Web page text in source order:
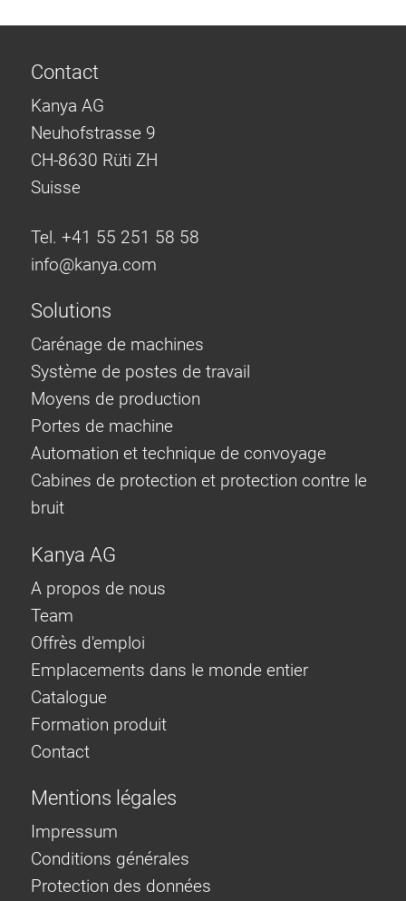
Contact
Kanya AG
Neuhofstrasse 9
CH-8630 Rüti ZH
Suisse
Tel. +41 55 251 58 58
info@kanya.com
Solutions
Carénage de machines
Système de postes de travail
Moyens de production
Portes de machine
Automation et technique de convoyage
Cabines de protection et protection contre le
bruit
Kanya AG
A propos de nous
Team
Offrès d'emploi
Emplacements dans le monde entier
Catalogue
Formation produit
Contact
Mentions légales
Impressum
Conditions générales
Protection des données